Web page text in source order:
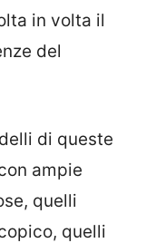
in volta il
del
di queste
ampie
quelli
quelli